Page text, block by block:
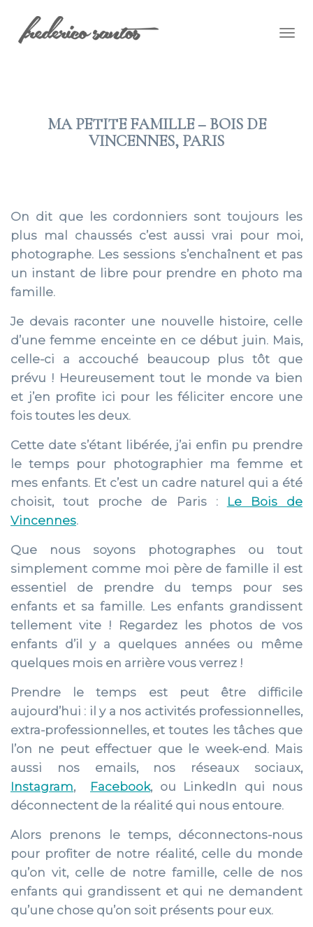
MA PETITE FAMILLE – BOIS DE
VINCENNES, PARIS
On dit que les cordonniers sont toujours les
plus mal chaussés c’est aussi vrai pour moi,
photographe. Les sessions s’enchaînent et pas
un instant de libre pour prendre en photo ma
famille.
Je devais raconter une nouvelle histoire, celle
d’une femme enceinte en ce début juin. Mais,
celle-ci a accouché beaucoup plus tôt que
prévu ! Heureusement tout le monde va bien
et j’en profite ici pour les féliciter encore une
fois toutes les deux.
Cette date s’étant libérée, j’ai enfin pu prendre
le temps pour photographier ma femme et
mes enfants. Et c’est un cadre naturel qui a été
choisit, tout proche de Paris :
Le Bois de
Vincennes.
Que nous soyons photographes ou tout
simplement comme moi père de famille il est
essentiel de prendre du temps pour ses
enfants et sa famille. Les enfants grandissent
tellement vite ! Regardez les photos de vos
enfants d’il y a quelques années ou même
quelques mois en arrière vous verrez !
Prendre le temps est peut être difficile
aujourd’hui : il y a nos activités professionnelles,
extra-professionnelles, et toutes les tâches que
l’on ne peut effectuer que le week-end. Mais
aussi nos emails, nos réseaux sociaux,
Instagram, Facebook, ou LinkedIn qui nous
déconnectent de la réalité qui nous entoure.
Alors prenons le temps, déconnectons-nous
pour profiter de notre réalité, celle du monde
qu’on vit, celle de notre famille, celle de nos
enfants qui grandissent et qui ne demandent
qu’une chose qu’on soit présents pour eux.